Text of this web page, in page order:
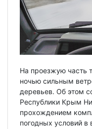
На проезжую часть
ночью сильным
деревьев. Об этом
Республики Крым
прохождением
погодных условий в